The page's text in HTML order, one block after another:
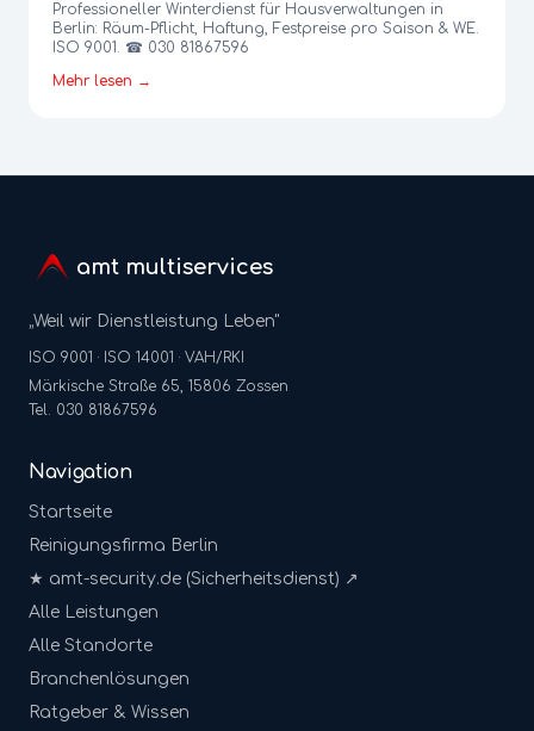
Professioneller Winterdienst für Hausverwaltungen in
Berlin: Räum-Pflicht, Haftung, Festpreise pro Saison & WE.
ISO 9001. ☎ 030 81867596
Mehr lesen →
amt multiservices
„Weil wir Dienstleistung Leben"
ISO 9001 · ISO 14001 · VAH/RKI
Märkische Straße 65, 15806 Zossen
Tel. 030 81867596
Navigation
Startseite
Reinigungsfirma Berlin
★ amt-security.de (Sicherheitsdienst) ↗
Alle Leistungen
Alle Standorte
Branchenlösungen
Ratgeber & Wissen